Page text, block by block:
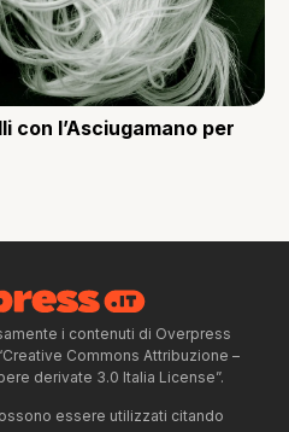
con l’Asciugamano per
i contenuti di Overpress
Commons Attribuzione –
derivate 3.0 Italia License”.
essere utilizzati citando